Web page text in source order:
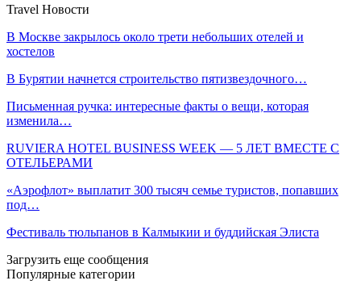
Travel Новости
В Москве закрылось около трети небольших отелей и
хостелов
В Бурятии начнется строительство пятизвездочного…
Письменная ручка: интересные факты о вещи, которая
изменила…
RUVIERA HOTEL BUSINESS WEEK — 5 ЛЕТ ВМЕСТЕ С
ОТЕЛЬЕРАМИ
«Аэрофлот» выплатит 300 тысяч семье туристов, попавших
под…
Фестиваль тюльпанов в Калмыкии и буддийская Элиста
Загрузить еще сообщения
Популярные категории